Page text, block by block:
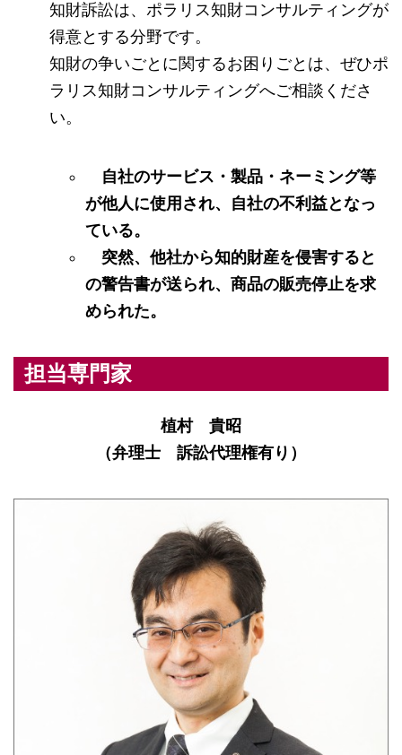
知財訴訟は、ポラリス知財コンサルティングが
得意とする分野です。
知財の争いごとに関するお困りごとは、ぜひポ
ラリス知財コンサルティングへご相談くださ
い。
自社のサービス・製品・ネーミング等
が他人に使用され、自社の不利益となっ
ている。
突然、他社から知的財産を侵害すると
の警告書が送られ、商品の販売停止を求
められた。
担当専門家
植村 貴昭
（弁理士 訴訟代理権有り）